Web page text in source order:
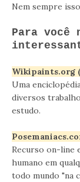
Nem sempre
Para você
Wikipaints.org (
Uma
diversos
estudo.
Recurso on-line
humano em
todo mundo "na